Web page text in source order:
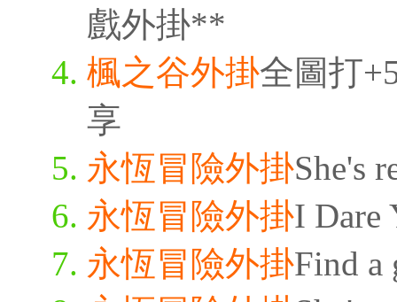
戲外掛**
楓之谷外掛全圖打
享
永恆冒險外掛She's
永恆冒險外掛I Dare
永恆冒險外掛Find a